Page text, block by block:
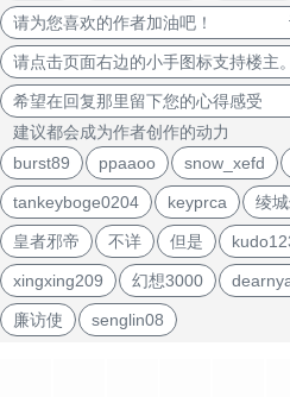
请为您喜欢的作者加油吧！
请点击页面右边的小手图标支
希望在回复那里留下您的心得
建议都会成为作者创作的动力
burst89
ppaaoo snow_xefd
tankeyboge0204 keyprca 绫
皇者邪帝 不详 但是
xingxing209 幻想3000
廉访使 senglin08